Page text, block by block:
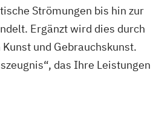
Strömungen bis hin zur
Ergänzt wird dies durch
und Gebrauchskunst.
das Ihre Leistungen